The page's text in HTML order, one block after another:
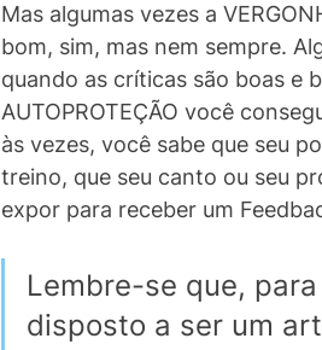
Mas algumas vezes a
bom, sim, mas nem sempre.
quando as críticas são boas e
AUTOPROTEÇÃO você
às vezes, você sabe que seu
treino, que seu canto ou seu
expor para receber um
Lembre-se que,
disposto a ser um